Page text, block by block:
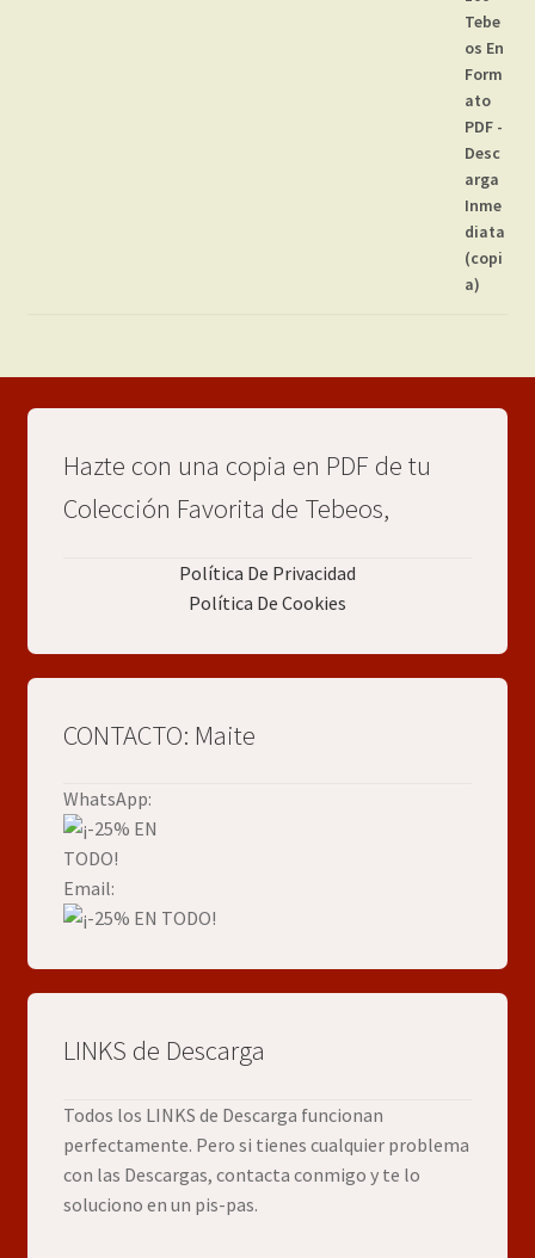
Hazte con una copia en PDF de tu
Colección Favorita de Tebeos,
Política De Privacidad
Política De Cookies
CONTACTO: Maite
WhatsApp:
Email:
LINKS de Descarga
Todos los LINKS de Descarga funcionan
perfectamente. Pero si tienes cualquier problema
con las Descargas, contacta conmigo y te lo
soluciono en un pis-pas.